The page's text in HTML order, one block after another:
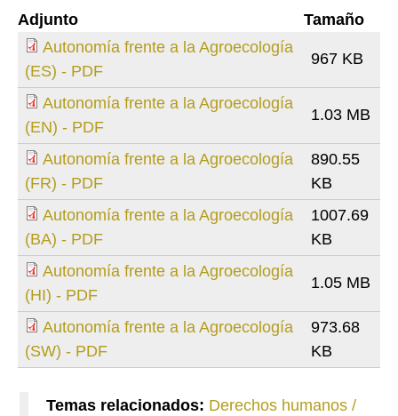
Adjunto
Tamaño
Autonomía frente a la Agroecología
(ES) - PDF
967 KB
Autonomía frente a la Agroecología
(EN) - PDF
1.03 MB
Autonomía frente a la Agroecología
(FR) - PDF
890.55
KB
Autonomía frente a la Agroecología
(BA) - PDF
1007.69
KB
Autonomía frente a la Agroecología
(HI) - PDF
1.05 MB
Autonomía frente a la Agroecología
(SW) - PDF
973.68
KB
Temas relacionados: Derechos humanos /